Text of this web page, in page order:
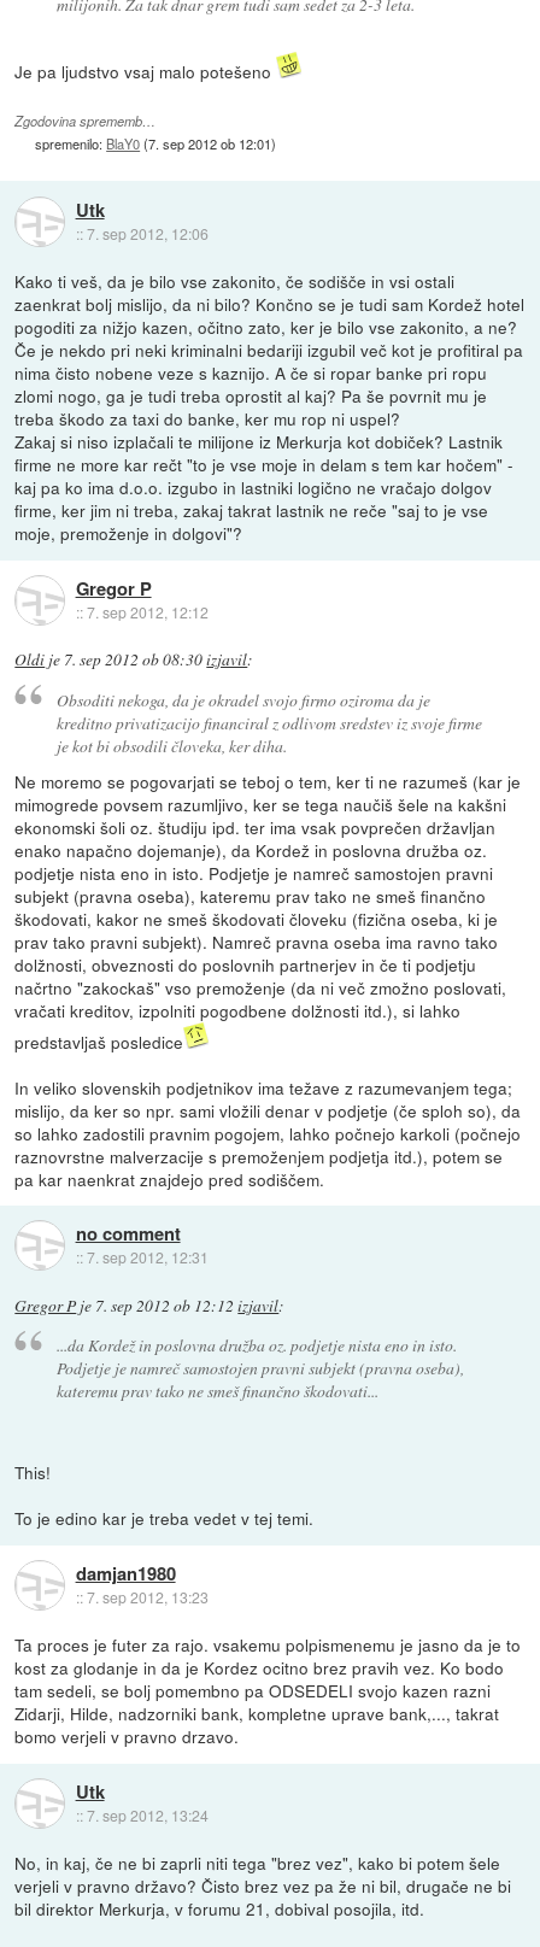
Je pa ljudstvo vsaj malo potešeno
Zgodovina sprememb…
spremenilo: BlaY0(7. sep 2012 ob 12:01)
Utk
::7. sep 2012, 12:06
Kako ti veš, da je bilo vse zakonito, če sodišče in vsi ostali
zaenkrat bolj mislijo, da ni bilo? Končno se je tudi sam Kordež hotel
pogoditi za nižjo kazen, očitno zato, ker je bilo vse zakonito, a ne?
Če je nekdo pri neki kriminalni bedariji izgubil več kot je profitiral pa
nima čisto nobene veze s kaznijo. A če si ropar banke pri ropu
zlomi nogo, ga je tudi treba oprostit al kaj? Pa še povrnit mu je
treba škodo za taxi do banke, ker mu rop ni uspel?
Zakaj si niso izplačali te milijone iz Merkurja kot dobiček? Lastnik
firme ne more kar rečt "to je vse moje in delam s tem kar hočem" -
kaj pa ko ima d.o.o. izgubo in lastniki logično ne vračajo dolgov
firme, ker jim ni treba, zakaj takrat lastnik ne reče "saj to je vse
moje, premoženje in dolgovi"?
Gregor P
::7. sep 2012, 12:12
Oldi je 7. sep 2012 ob 08:30izjavil:
Obsoditi nekoga, da je okradel svojo firmo oziroma da je
kreditno privatizacijo financiral z odlivom sredstev iz svoje firme
je kot bi obsodili človeka, ker diha.
Ne moremo se pogovarjati se teboj o tem, ker ti ne razumeš (kar je
mimogrede povsem razumljivo, ker se tega naučiš šele na kakšni
ekonomski šoli oz. študiju ipd. ter ima vsak povprečen državljan
enako napačno dojemanje), da Kordež in poslovna družba oz.
podjetje nista eno in isto. Podjetje je namreč samostojen pravni
subjekt (pravna oseba), kateremu prav tako ne smeš finančno
škodovati, kakor ne smeš škodovati človeku (fizična oseba, ki je
prav tako pravni subjekt). Namreč pravna oseba ima ravno tako
dolžnosti, obveznosti do poslovnih partnerjev in če ti podjetju
načrtno "zakockaš" vso premoženje (da ni več zmožno poslovati,
vračati kreditov, izpolniti pogodbene dolžnosti itd.), si lahko
predstavljaš posledice
In veliko slovenskih podjetnikov ima težave z razumevanjem tega;
mislijo, da ker so npr. sami vložili denar v podjetje (če sploh so), da
so lahko zadostili pravnim pogojem, lahko počnejo karkoli (počnejo
raznovrstne malverzacije s premoženjem podjetja itd.), potem se
pa kar naenkrat znajdejo pred sodiščem.
no comment
::7. sep 2012, 12:31
Gregor P je 7. sep 2012 ob 12:12 izjavil:
...da Kordež in poslovna družba oz. podjetje nista eno in isto.
Podjetje je namreč samostojen pravni subjekt (pravna oseba),
kateremu prav tako ne smeš finančno škodovati...
This!
To je edino kar je treba vedet v tej temi.
damjan1980
::7. sep 2012, 13:23
Ta proces je futer za rajo. vsakemu polpismenemu je jasno da je to
kost za glodanje in da je Kordez ocitno brez pravih vez. Ko bodo
tam sedeli, se bolj pomembno pa ODSEDELI svojo kazen razni
Zidarji, Hilde, nadzorniki bank, kompletne uprave bank,..., takrat
bomo verjeli v pravno drzavo.
Utk
::7. sep 2012, 13:24
No, in kaj, če ne bi zaprli niti tega "brez vez", kako bi potem šele
verjeli v pravno državo? Čisto brez vez pa že ni bil, drugače ne bi
bil direktor Merkurja, v forumu 21, dobival posojila, itd.